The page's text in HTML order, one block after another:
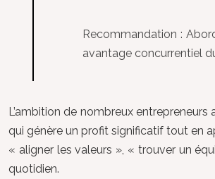
Recommandation :
avantage concurrentiel
L’ambition de nombreux
qui génère un profit significatif tout en
« aligner les valeurs », « trouver un
quotidien.